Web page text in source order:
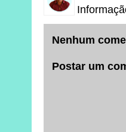
Nenhum
Postar um